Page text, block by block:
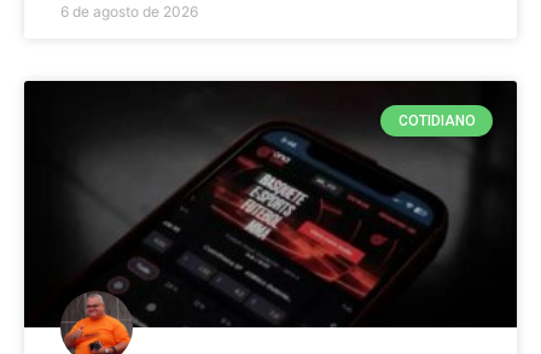
6 de agosto de 2026
COTIDIANO